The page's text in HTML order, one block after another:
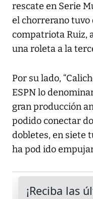
rescate en Serie
el chorrerano tuvo
compatriota Ruiz,
una roleta a la
Por su lado,
ESPN lo
gran producción
podido conectar
dobletes, en siete
ha pod ido